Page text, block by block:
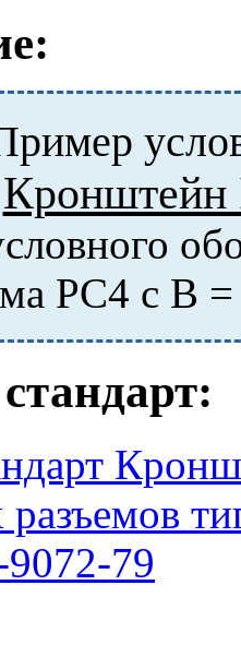
РС4 с B
разъемов
79